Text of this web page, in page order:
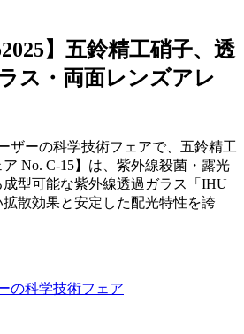
】五鈴精工硝子、透
ス・両面レンズアレ
ザーの科学技術フェアで、五鈴精工
No. C-15】は、紫外線殺菌・露光
型可能な紫外線透過ガラス「IHU
散効果と安定した配光特性を誇
の科学技術フェア